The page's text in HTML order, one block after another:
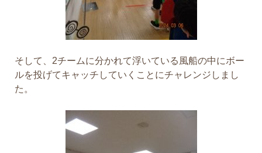
そして、2チームに分かれて浮いている風船の中にボー
ルを投げてキャッチしていくことにチャレンジしまし
た。